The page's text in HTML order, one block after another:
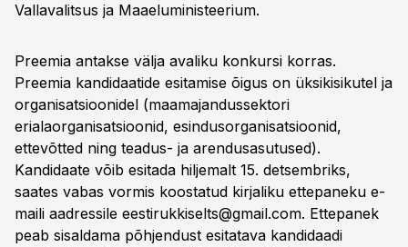
Vallavalitsus ja Maaeluministeerium.
Preemia antakse välja avaliku konkursi korras.
Preemia kandidaatide esitamise õigus on üksikisikutel ja
organisatsioonidel (maamajandussektori
erialaorganisatsioonid, esindusorganisatsioonid,
ettevõtted ning teadus- ja arendusasutused).
Kandidaate võib esitada hiljemalt 15. detsembriks,
saates vabas vormis koostatud kirjaliku ettepaneku e-
maili aadressile eestirukkiselts@gmail.com. Ettepanek
peab sisaldama põhjendust esitatava kandidaadi